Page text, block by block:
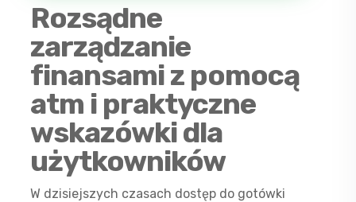
Rozsądne
zarządzanie
finansami z pomocą
atm i praktyczne
wskazówki dla
użytkowników
W dzisiejszych czasach dostęp do gotówki